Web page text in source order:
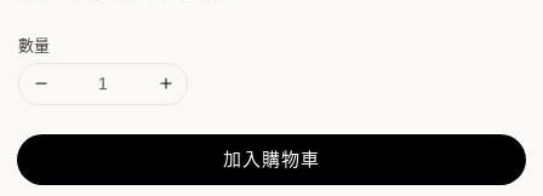
數量
加入購物車